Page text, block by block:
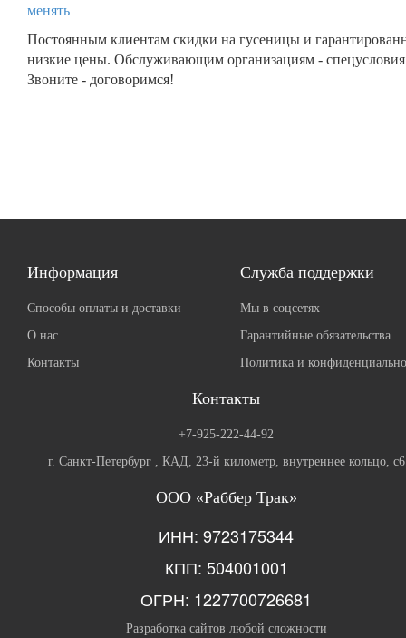
менять
Постоянным клиентам скидки на гусеницы и
низкие цены. Обслуживающим организациям -
Звоните - договоримся!
Информация
Способы оплаты и доставки
О нас
Контакты
Служба поддержки
Мы в соцсетях
Гарантийные обязательства
Политика и
Контакты
+7-925-222-44-92
г. Санкт-Петербург , КАД, 23-й километр, внутреннее кольцо, с6
ООО «Раббер Трак»
ИНН: 9723175344
КПП: 504001001
ОГРН: 1227700726681
Разработка сайтов любой сложности